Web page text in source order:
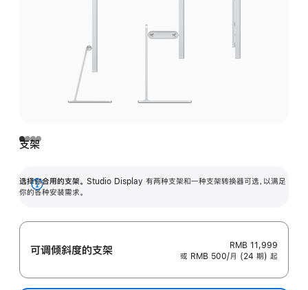
支架
选择你合用的支架。 Studio Display 有两种支架和一种支架转换器可选，以满足
你的各种安装需求。
展
可调倾斜度的支架
RMB 11,999
或 RMB 500/月 (24 期) 起